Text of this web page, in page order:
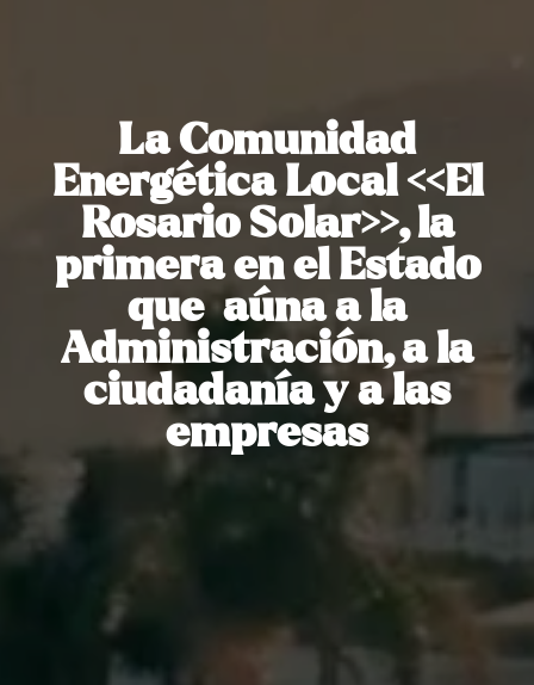
La Comunidad
Energética Local <<El
Rosario Solar>>, la
primera en el Estado
que aúna a la
Administración, a la
ciudadanía y a las
empresas